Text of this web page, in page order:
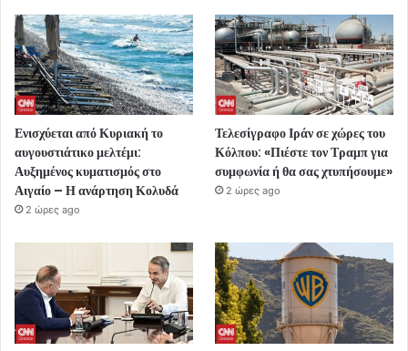
Ενισχύεται από Κυριακή το
αυγουστιάτικο μελτέμι:
Αυξημένος κυματισμός στο
Αιγαίο – Η ανάρτηση Κολυδά
2 ώρες ago
Τελεσίγραφο Ιράν σε χώρες του
Κόλπου: «Πιέστε τον Τραμπ για
συμφωνία ή θα σας χτυπήσουμε»
2 ώρες ago